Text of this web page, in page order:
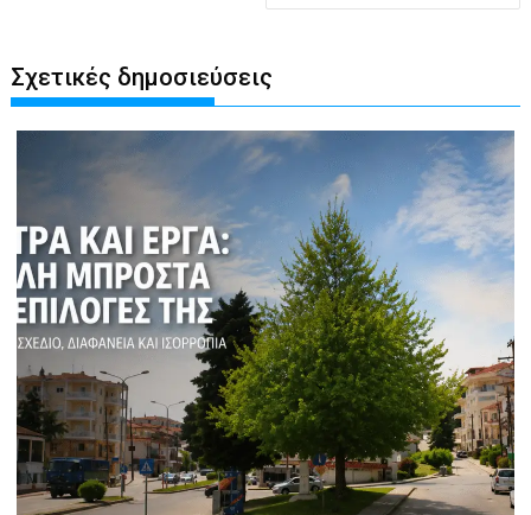
Σχετικές δημοσιεύσεις